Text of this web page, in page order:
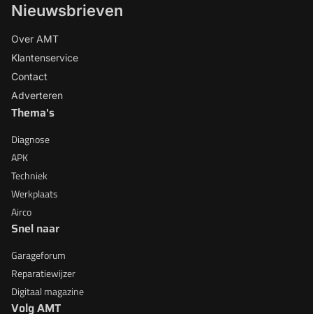
Nieuwsbrieven
Over AMT
Klantenservice
Contact
Adverteren
Thema's
Diagnose
APK
Techniek
Werkplaats
Airco
Snel naar
Garageforum
Reparatiewijzer
Digitaal magazine
Volg AMT